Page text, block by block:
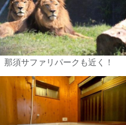
那須サファリパークも近く！